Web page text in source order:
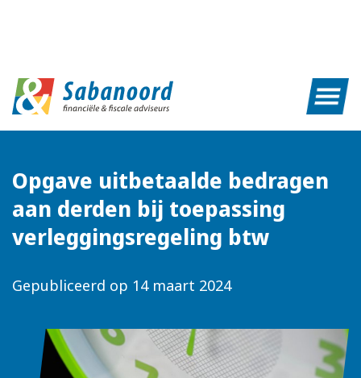
Opgave uitbetaalde bedragen
aan derden bij toepassing
verleggingsregeling btw
Gepubliceerd op 14 maart 2024